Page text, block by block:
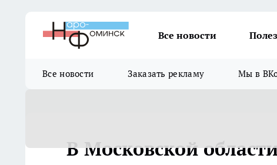
Все новости
Все новости Заказать рекламу Мы в
В Московской